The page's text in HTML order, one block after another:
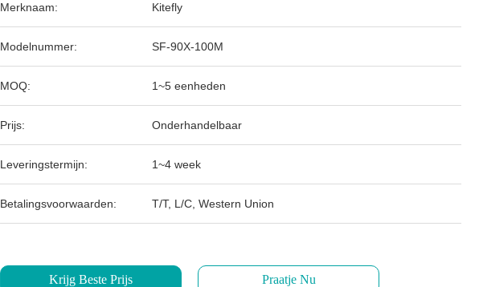
Merknaam: Kitefly
Modelnummer: SF-90X-100M
MOQ: 1~5 eenheden
Prijs: Onderhandelbaar
Leveringstermijn: 1~4 week
Betalingsvoorwaarden: T/T, L/C, Western Union
Krijg Beste Prijs Praatje Nu